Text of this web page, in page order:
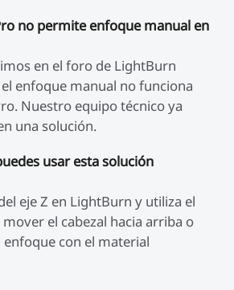
no permite enfoque manual en
en el foro de LightBurn
enfoque manual no funciona
Nuestro equipo técnico ya
una solución.
usar esta solución
eje Z en LightBurn y utiliza el
el cabezal hacia arriba o
con el material